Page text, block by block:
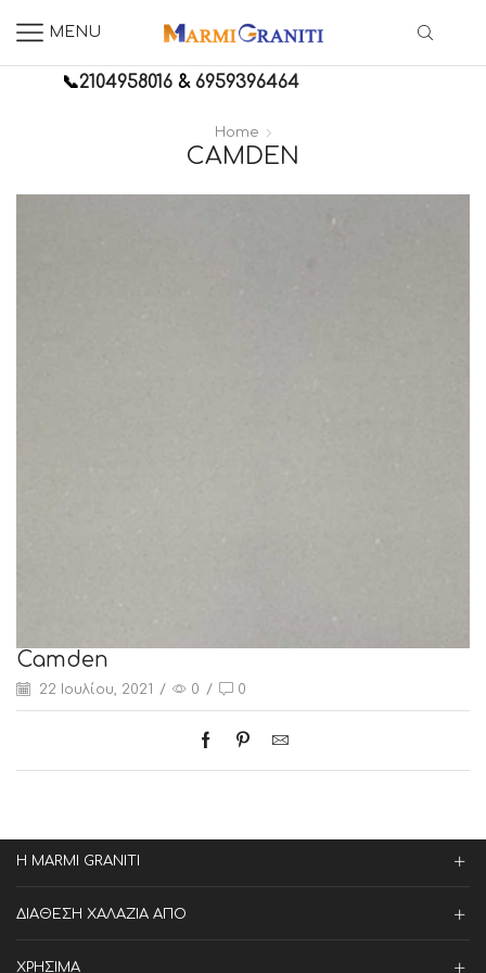
MENU
📞2104958016 &6959396464
Home
CAMDEN
Camden
22 Ιουλίου, 2021 / 0 / 0
Η MARMI GRANITI
ΔΙΑΘΕΣΗ ΧΑΛΑΖΙΑ ΑΠΟ
ΧΡΗΣΙΜΑ